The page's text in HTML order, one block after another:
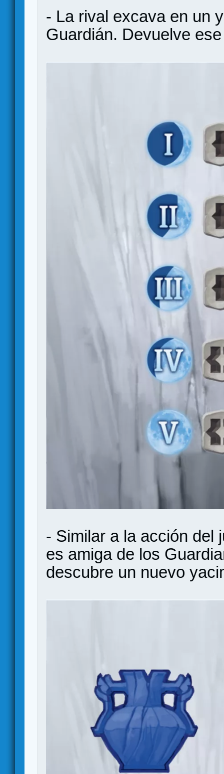
- La rival excava en un
Guardián. Devuelve
- Similar a la acción del
es amiga de los
descubre un nuevo